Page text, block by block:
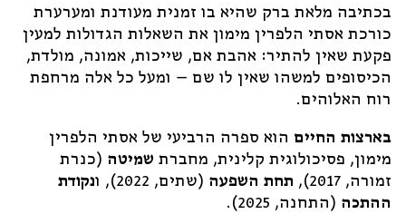
בכתיבה מלאת ברק שהיא בו זמנית מעודנת ומערערת
כורכת אסתי הלפרין מימון את השאלות הגדולות למעין
פקעת שאין להתיר: אהבת אם, שייכות, אמונה, מולדת,
הכיסופים למשהו שאין לו שם – ומעל כל אלה מרחפת
רוח האלוהים.
בארצות החיים הוא ספרה הרביעי של אסתי הלפרין
מימון, פסיכולוגית קלינית, מחברת שמיטה (כנרת
זמורה, 2017),
תחת השפעה (שתים, 2022), ו
נקודת
ההתכה (התחנה, 2025).